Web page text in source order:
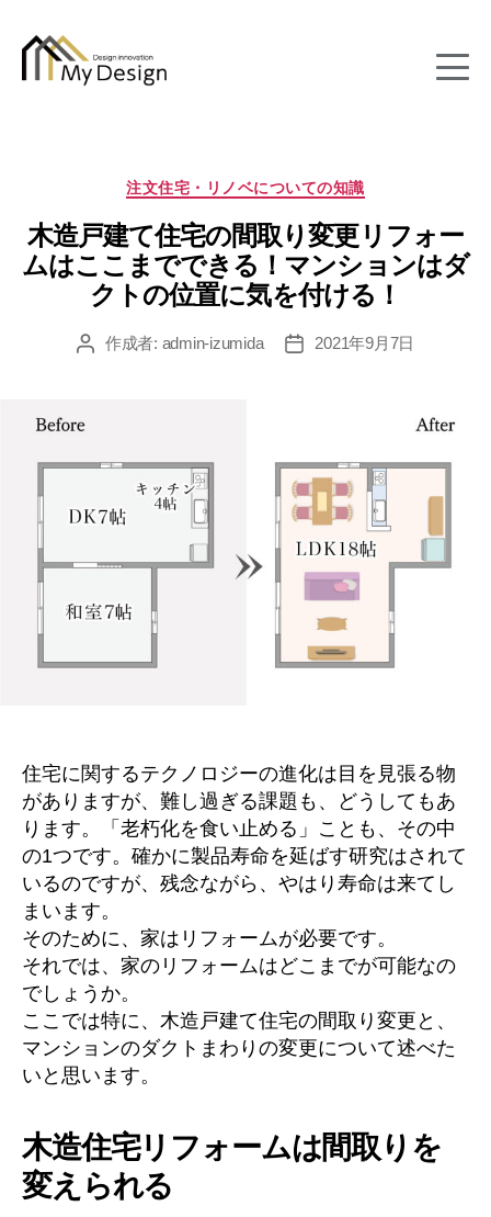
カ
ゴ
リ
ー
注文住宅・リノベについての知識
木造戸建て住宅の間取り変更リフォー
ムはここまでできる！マンションはダ
クトの位置に気を付ける！
投 作成者: admin-izumida
投
2021年9月7日
住宅に関するテクノロジーの進化は目を見張る物
がありますが、難し過ぎる課題も、どうしてもあ
ります。「老朽化を食い止める」ことも、その中
の1つです。確かに製品寿命を延ばす研究はされて
いるのですが、残念ながら、やはり寿命は来てし
まいます。
そのために、家はリフォームが必要です。
それでは、家のリフォームはどこまでが可能なの
でしょうか。
ここでは特に、木造戸建て住宅の間取り変更と、
マンションのダクトまわりの変更について述べた
いと思います。
木造住宅リフォームは間取りを
変えられる